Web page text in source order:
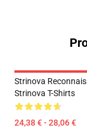
Strinova
Strinova T-Shirts
24,38 € - 28,06 €